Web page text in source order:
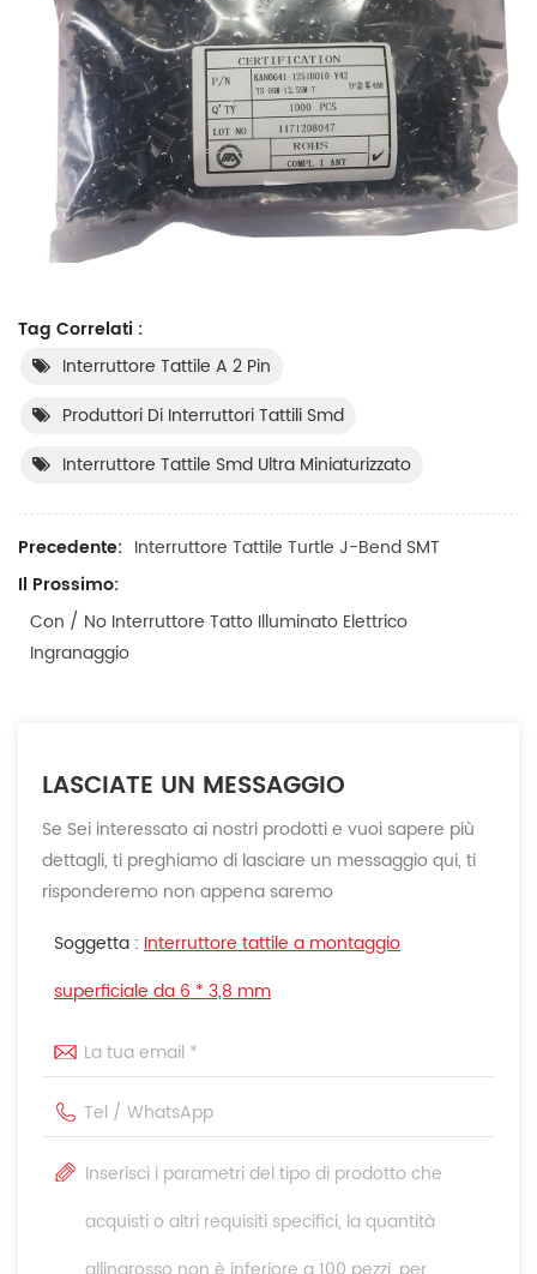
Tag Correlati :
Interruttore Tattile A 2 Pin
Produttori Di Interruttori Tattili Smd
Interruttore Tattile Smd Ultra Miniaturizzato
Precedente: Interruttore Tattile Turtle J-Bend SMT
Il Prossimo:
Con / No Interruttore Tatto Illuminato Elettrico
Ingranaggio
LASCIATE UN MESSAGGIO
Se Sei interessato ai nostri prodotti e vuoi sapere più
dettagli, ti preghiamo di lasciare un messaggio qui, ti
risponderemo non appena saremo
Soggetta : Interruttore tattile a montaggio
superficiale da 6 * 3,8 mm